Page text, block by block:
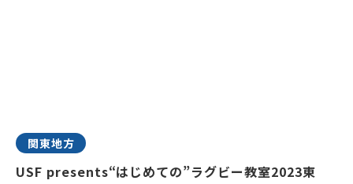
関東地方
USF presents“はじめての”ラグビー教室2023東